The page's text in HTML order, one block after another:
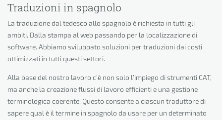
Traduzioni in spagnolo
La traduzione dal tedesco allo spagnolo è richiesta in tutti gli
ambiti. Dalla stampa al web passando per la localizzazione di
software. Abbiamo sviluppato soluzioni per traduzioni dai costi
ottimizzati in tutti questi settori.
Alla base del nostro lavoro c’è non solo l’impiego di strumenti CAT,
ma anche la creazione flussi di lavoro efficienti e una gestione
terminologica coerente. Questo consente a ciascun traduttore di
sapere qual è il termine in spagnolo da usare per un determinato